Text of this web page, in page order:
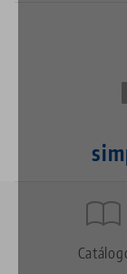
Quicklinks
Footer